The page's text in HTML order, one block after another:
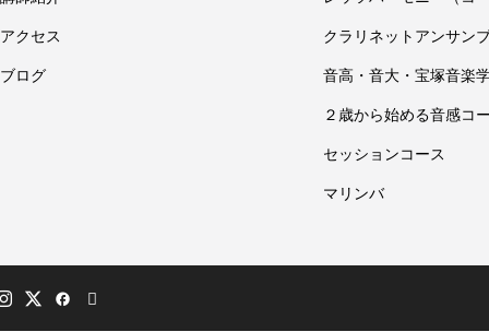
アクセス
ブログ
クラリネットアンサン
音高・音大・宝塚音楽
２歳から始める音感コ
セッションコース
マリンバ